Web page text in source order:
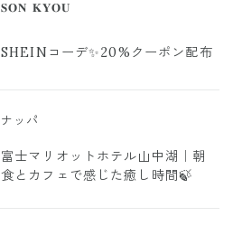
𝐒𝐎𝐍 𝐊𝐘𝐎𝐔
SHEINコーデ✨20%クーポン配布
ナッパ
富士マリオットホテル山中湖｜朝
食とカフェで感じた癒し時間🍃